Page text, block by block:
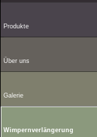
Produkte
Über uns
Galerie
Wimpernverlängerung